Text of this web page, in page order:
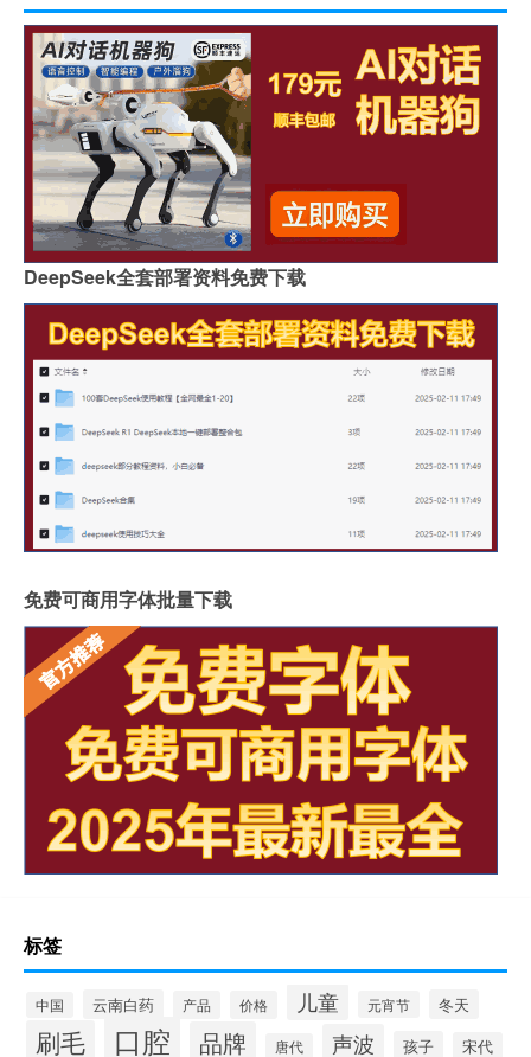
DeepSeek全套部署资料免费下载
免费可商用字体批量下载
标签
中国 云南白药 产品 价格 儿童 元宵节 冬天
刷毛 口腔 品牌 唐代 声波 孩子 宋代